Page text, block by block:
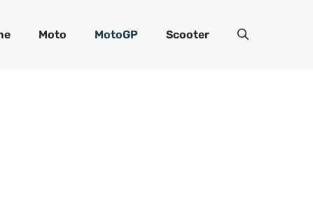
Moto MotoGP Scooter